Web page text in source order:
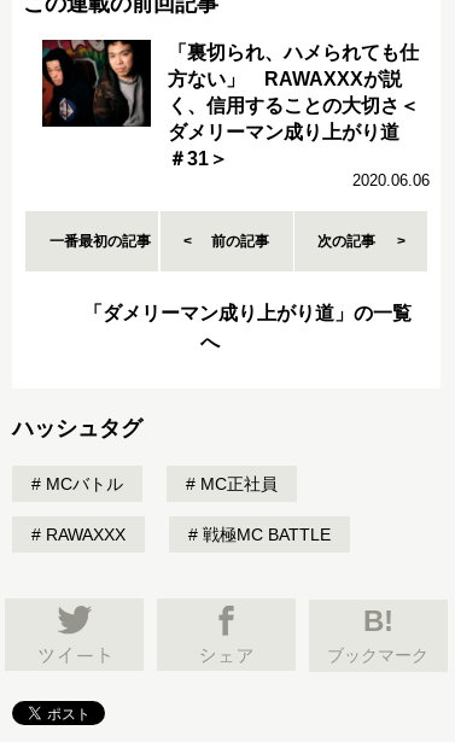
「裏切られ、ハメられても仕
方ない」 RAWAXXXが説
く、信用することの大切さ＜
ダメリーマン成り上がり道
＃31＞
2020.06.06
一番最初の記事 前の記事 次の記事
「ダメリーマン成り上がり道」の一覧
へ
ハッシュタグ
MCバトル MC正社員
RAWAXXX 戦極MC BATTLE
B!
ブックマーク